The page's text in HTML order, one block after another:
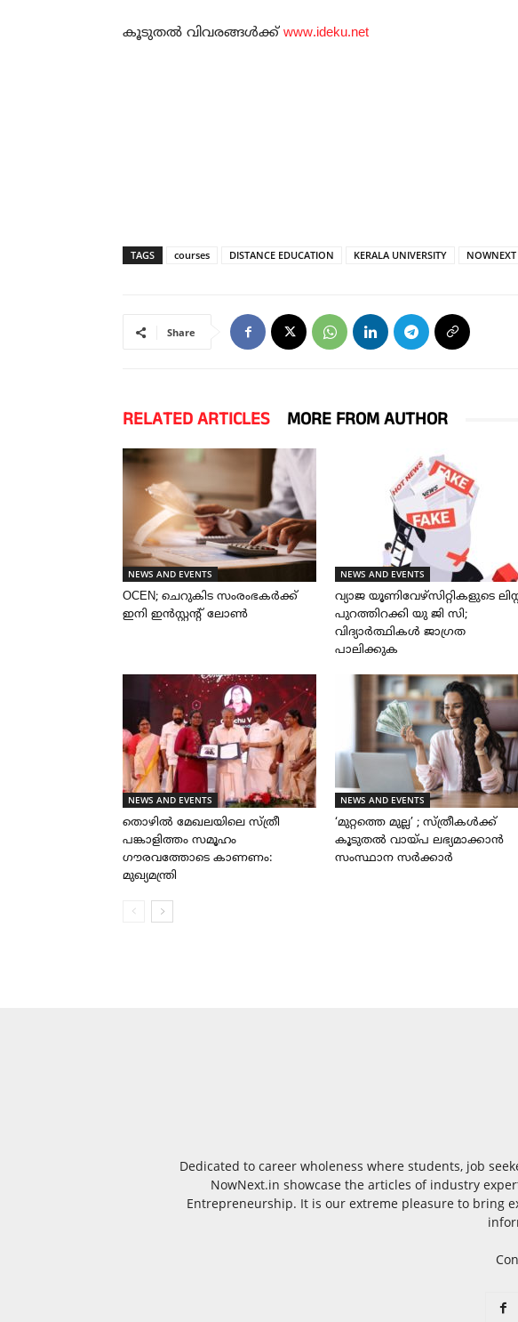
കൂടുതല്‍ വിവരങ്ങള്‍ക്ക് www.ideku.net
TAGS courses DISTANCE EDUCATION KERALA UNIVERSITY NOWNEXT
Share
RELATED ARTICLES MORE FROM AUTHOR
NEWS AND EVENTS
OCEN; ചെറുകിട സംരംഭകർക്ക്
ഇനി ഇൻസ്റ്റന്റ് ലോൺ
NEWS AND EVENTS
വ്യാജ യൂണിവേഴ്സിറ്റികളുടെ
പുറത്തിറക്കി യു ജി സി;
വിദ്യാർത്ഥികൾ ജാഗ്രത
പാലിക്കുക
NEWS AND EVENTS
തൊഴിൽ മേഖലയിലെ സ്ത്രീ
പങ്കാളിത്തം സമൂഹം
ഗൗരവത്തോടെ കാണണം:
മുഖ്യമന്ത്രി
NEWS AND EVENTS
‘മുറ്റത്തെ മുല്ല’ ; സ്ത്രീകൾക്ക്
കൂടുതൽ വായ്പ ലഭ്യമാക്കാൻ
സംസ്ഥാന സർക്കാർ
Dedicated to career wholeness where students, job
NowNext.in showcase the articles of industry
Entrepreneurship. It is our extreme pleasure to bring